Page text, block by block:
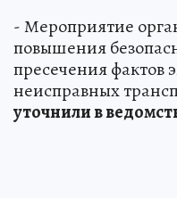
- Мероприятие
повышения
пресечения фактов
неисправных
уточнили в